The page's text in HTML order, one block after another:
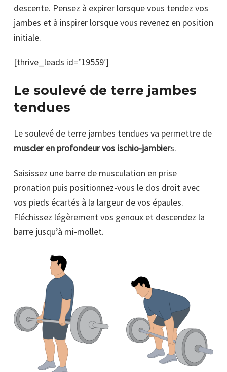
descente. Pensez à expirer lorsque vous tendez vos
jambes et à inspirer lorsque vous revenez en position
initiale.
[thrive_leads id=’19559′]
Le soulevé de terre jambes
tendues
Le soulevé de terre jambes tendues va permettre de
muscler en profondeur vos ischio-jambiers.
Saisissez une barre de musculation en prise
pronation puis positionnez-vous le dos droit avec
vos pieds écartés à la largeur de vos épaules.
Fléchissez légèrement vos genoux et descendez la
barre jusqu’à mi-mollet.